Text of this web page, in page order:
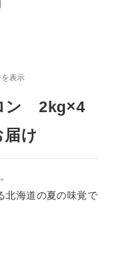
表示
ン 2kg×4
け
北海道の夏の味覚で